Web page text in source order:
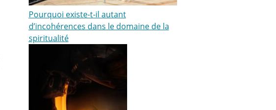
Pourquoi existe-t-il autant
d’incohérences dans le domaine de la
spiritualité